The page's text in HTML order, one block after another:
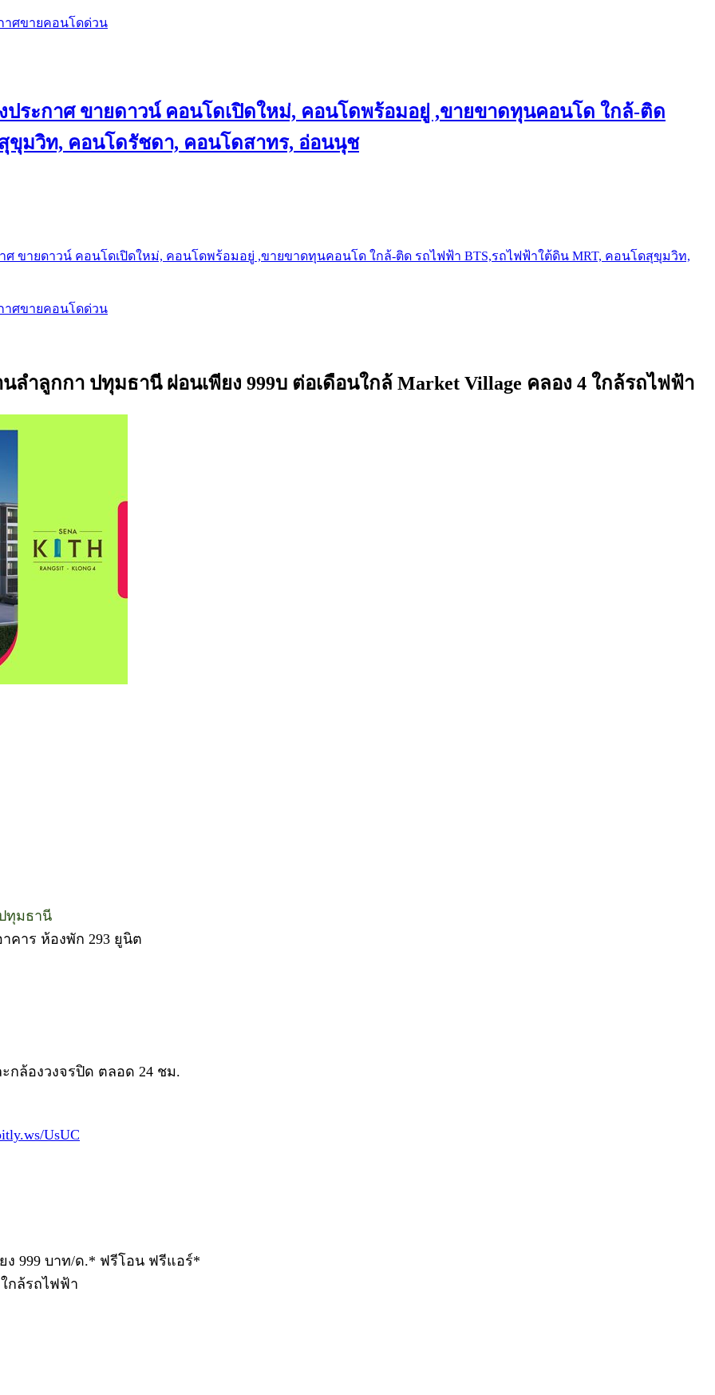
าศขายคอนโดด่วน
ประกาศ ขายดาวน์ คอนโดเปิดใหม่, คอนโดพร้อมอยู่ ,ขายขาดทุนคอนโด ใกล้-ติด
ขุมวิท, คอนโดรัชดา, คอนโดสาทร, อ่อนนุช
ศ ขายดาวน์ คอนโดเปิดใหม่, คอนโดพร้อมอยู่ ,ขายขาดทุนคอนโด ใกล้-ติด รถไฟฟ้า BTS,รถไฟฟ้าใต้ดิน MRT, คอนโดสุขุมวิท,
าศขายคอนโดด่วน
ลำลูกกา ปทุมธานี ผ่อนเพียง 999บ ต่อเดือนใกล้ Market Village คลอง 4 ใกล้รถไฟฟ้า
ทุมธานี
คาร ห้องพัก 293 ยูนิต
กล้องวงจรปิด ตลอด 24 ชม.
UsUC
ง 999 บาท/ด.* ฟรีโอน ฟรีแอร์*
กล้รถไฟฟ้า